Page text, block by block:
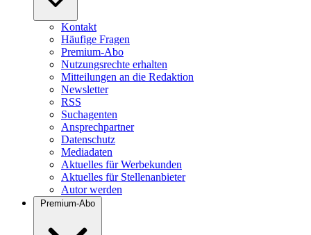
Kontakt
Häufige Fragen
Premium-Abo
Nutzungsrechte erhalten
Mitteilungen an die Redaktion
Newsletter
RSS
Suchagenten
Ansprechpartner
Datenschutz
Mediadaten
Aktuelles für Werbekunden
Aktuelles für Stellenanbieter
Autor werden
Premium-Abo